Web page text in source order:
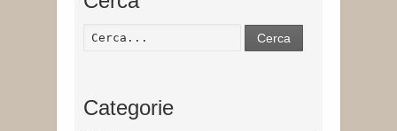
Cerca
Categorie